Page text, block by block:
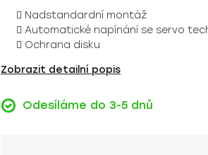
hvězdiček.
Nadstandardní montáž
Automatické napínání se servo
Ochrana disku
Zobrazit detailní popis
Odesíláme do 3-5 dnů